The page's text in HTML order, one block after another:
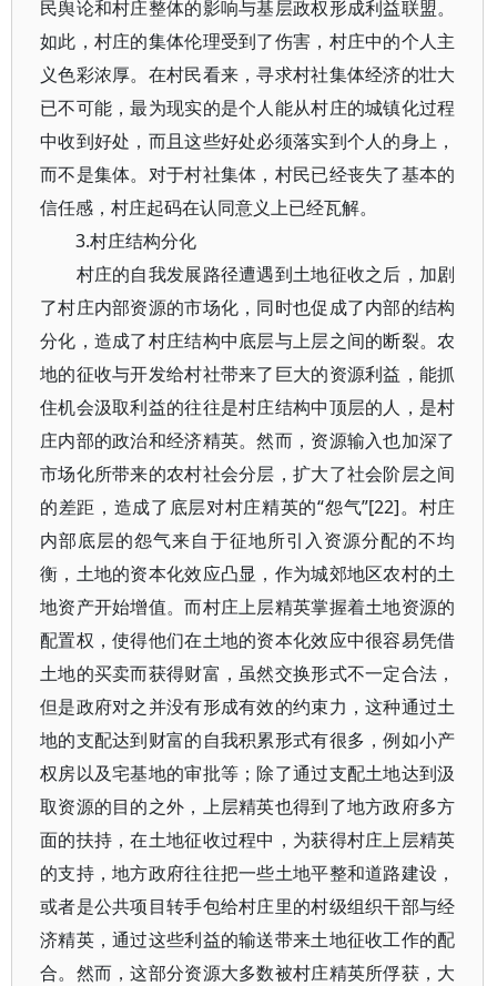
民舆论和村庄整体的影响与基层政权形成利益联盟。
如此，村庄的集体伦理受到了伤害，村庄中的个人主
义色彩浓厚。在村民看来，寻求村社集体经济的壮大
已不可能，最为现实的是个人能从村庄的城镇化过程
中收到好处，而且这些好处必须落实到个人的身上，
而不是集体。对于村社集体，村民已经丧失了基本的
信任感，村庄起码在认同意义上已经瓦解。
3.村庄结构分化
村庄的自我发展路径遭遇到土地征收之后，加剧
了村庄内部资源的市场化，同时也促成了内部的结构
分化，造成了村庄结构中底层与上层之间的断裂。农
地的征收与开发给村社带来了巨大的资源利益，能抓
住机会汲取利益的往往是村庄结构中顶层的人，是村
庄内部的政治和经济精英。然而，资源输入也加深了
市场化所带来的农村社会分层，扩大了社会阶层之间
的差距，造成了底层对村庄精英的“怨气”[22]。村庄
内部底层的怨气来自于征地所引入资源分配的不均
衡，土地的资本化效应凸显，作为城郊地区农村的土
地资产开始增值。而村庄上层精英掌握着土地资源的
配置权，使得他们在土地的资本化效应中很容易凭借
土地的买卖而获得财富，虽然交换形式不一定合法，
但是政府对之并没有形成有效的约束力，这种通过土
地的支配达到财富的自我积累形式有很多，例如小产
权房以及宅基地的审批等；除了通过支配土地达到汲
取资源的目的之外，上层精英也得到了地方政府多方
面的扶持，在土地征收过程中，为获得村庄上层精英
的支持，地方政府往往把一些土地平整和道路建设，
或者是公共项目转手包给村庄里的村级组织干部与经
济精英，通过这些利益的输送带来土地征收工作的配
合。然而，这部分资源大多数被村庄精英所俘获，大